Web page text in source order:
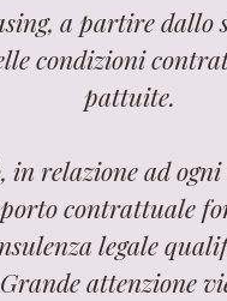
a partire dallo
condizioni
pattuite.
in relazione ad
contrattuale
legale
Grande attenzione